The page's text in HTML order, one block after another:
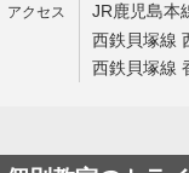
JR鹿児島本
西鉄貝塚線
西鉄貝塚線